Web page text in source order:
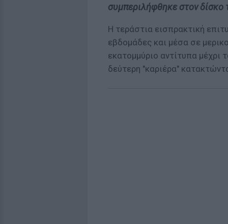
συμπεριλήφθηκε στον
Η τεράστια εισπρακτική
εβδομάδες και μέσα σε
εκατομμύριο αντίτυπα μέχρι
δεύτερη "καριέρα"